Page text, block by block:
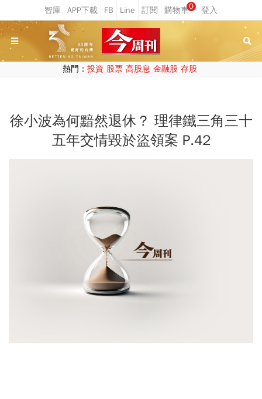
0
熱門： 投資 股票 高股息 金融股 存股
徐小波為何黯然退休？ 理律鐵三角三十
五年交情毀於盜領案 P.42